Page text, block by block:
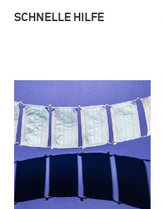
SCHNELLE HILFE